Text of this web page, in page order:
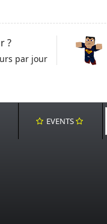
?
par jour
EVENTS